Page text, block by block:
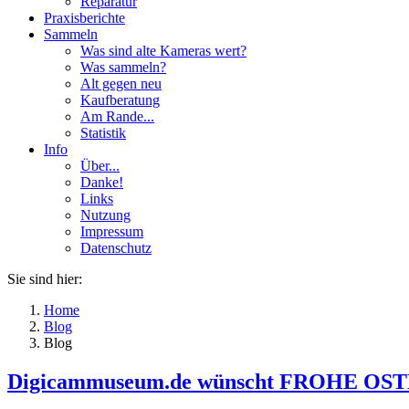
Praxisberichte
Sammeln
Was sind alte Kameras wert?
Was sammeln?
Alt gegen neu
Kaufberatung
Am Rande...
Statistik
Info
Über...
Danke!
Links
Nutzung
Impressum
Datenschutz
Sie sind hier:
Home
Blog
Blog
Digicammuseum.de wünscht FROHE